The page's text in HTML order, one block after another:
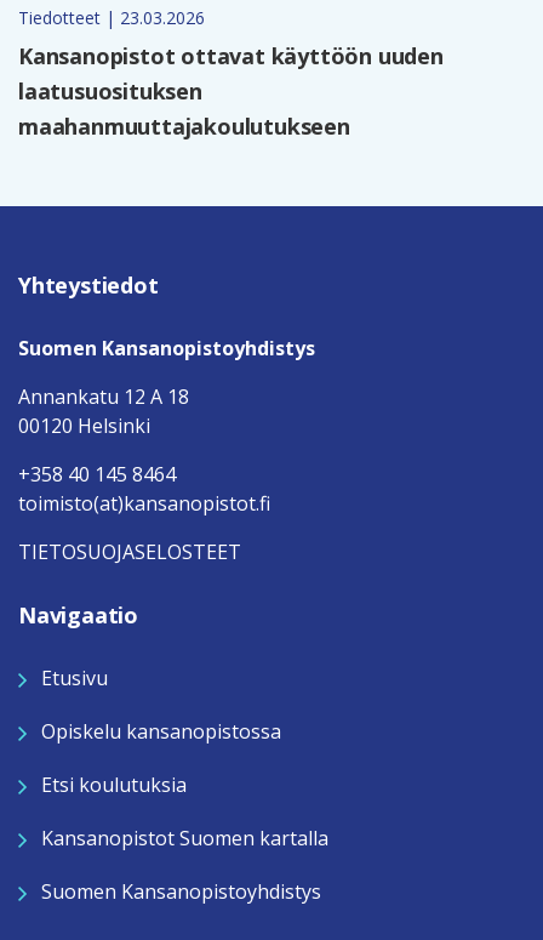
Tiedotteet | 23.03.2026
Kansanopistot ottavat käyttöön uuden
laatusuosituksen
maahanmuuttajakoulutukseen
Yhteystiedot
Suomen Kansanopistoyhdistys
Annankatu 12 A 18
00120 Helsinki
+358 40 145 8464
toimisto(at)kansanopistot.fi
TIETOSUOJASELOSTEET
Navigaatio
Etusivu
Opiskelu kansanopistossa
Etsi koulutuksia
Kansanopistot Suomen kartalla
Suomen Kansanopistoyhdistys